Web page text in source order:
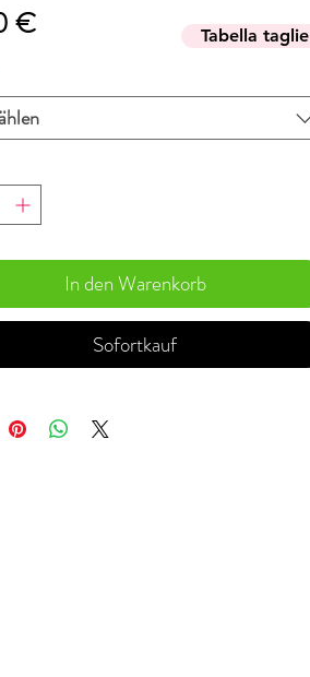
€Preis
In den Warenkorb
Sofortkauf
Tabella taglie